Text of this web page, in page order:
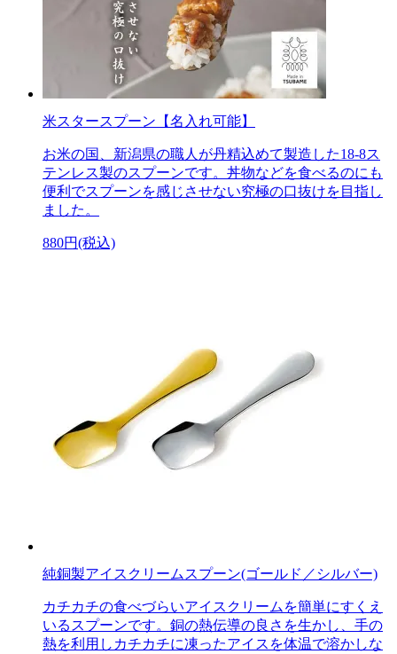
米スタースプーン【名入れ可能】
お米の国、新潟県の職人が丹精込めて製造した18-8ス
テンレス製のスプーンです。丼物などを食べるのにも
便利でスプーンを感じさせない究極の口抜けを目指し
ました。
880円(税込)
純銅製アイスクリームスプーン(ゴールド／シルバー)
カチカチの食べづらいアイスクリームを簡単にすくえ
いるスプーンです。銅の熱伝導の良さを生かし、手の
熱を利用しカチカチに凍ったアイスを体温で溶かしな